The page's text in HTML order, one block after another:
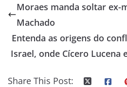
Moraes manda soltar ex-
Machado
Entenda as origens do
Israel, onde Cícero Lucena
Share This Post: